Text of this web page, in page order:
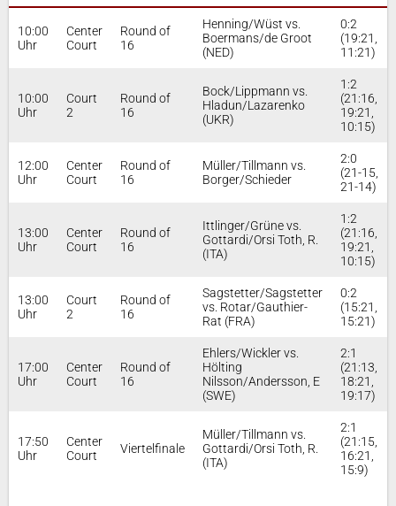
10:00
Uhr
Center
Court
Round of
16
Henning/Wüst vs.
Boermans/de Groot
(NED)
0:2
(19:21,
11:21)
10:00
Uhr
Court
2
Round of
16
Bock/Lippmann vs.
Hladun/Lazarenko
(UKR)
1:2
(21:16,
19:21,
10:15)
12:00
Uhr
Center
Court
Round of
16
Müller/Tillmann vs.
Borger/Schieder
2:0
(21-15,
21-14)
13:00
Uhr
Center
Court
Round of
16
Ittlinger/Grüne vs.
Gottardi/Orsi Toth, R.
(ITA)
1:2
(21:16,
19:21,
10:15)
13:00
Uhr
Court
2
Round of
16
Sagstetter/Sagstetter
vs. Rotar/Gauthier-
Rat (FRA)
0:2
(15:21,
15:21)
17:00
Uhr
Center
Court
Round of
16
Ehlers/Wickler vs.
Hölting
Nilsson/Andersson, E
(SWE)
2:1
(21:13,
18:21,
19:17)
17:50
Uhr
Center
Court
Viertelfinale
Müller/Tillmann vs.
Gottardi/Orsi Toth, R.
(ITA)
2:1
(21:15,
16:21,
15:9)